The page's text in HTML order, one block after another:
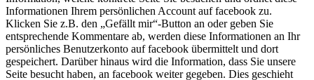
Informationen Ihrem persönlichen Account auf facebook zu.
Klicken Sie z.B. den „Gefällt mir“-Button an oder geben Sie
entsprechende Kommentare ab, werden diese Informationen an Ihr
persönliches Benutzerkonto auf facebook übermittelt und dort
gespeichert. Darüber hinaus wird die Information, dass Sie unsere
Seite besucht haben, an facebook weiter gegeben. Dies geschieht